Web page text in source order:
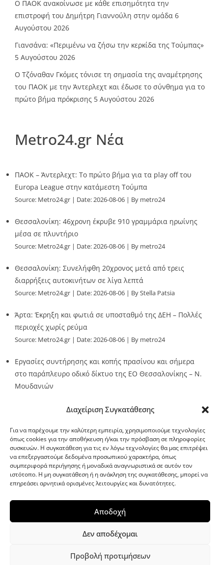
Διαχείριση Συγκατάθεσης
Για να παρέχουμε την καλύτερη εμπειρία, χρησιμοποιούμε τεχνολογίες
όπως cookies για την αποθήκευση ή/και την πρόσβαση σε πληροφορίες
συσκευών. Η συγκατάθεση για τις εν λόγω τεχνολογίες θα μας επιτρέψει
να επεξεργαστούμε δεδομένα προσωπικού χαρακτήρα, όπως
συμπεριφορά περιήγησης ή μοναδικά αναγνωριστικά σε αυτόν τον
ιστότοπο. Η μη συγκατάθεση ή η ανάκληση της συγκατάθεσης, μπορεί να
επηρεάσει αρνητικά ορισμένες λειτουργίες και δυνατότητες.
Αποδοχή
Δεν αποδέχομαι
Προβολή προτιμήσεων
Ο ΠΑΟΚ ανακοίνωσε με κάθε επισημότητα την
επιστροφή του Δημήτρη Γιαννούλη στην ομάδα 6
Αυγούστου 2026
Γιανσάνα: «Περιμένω να ζήσω την κερκίδα της Τούμπας»
5 Αυγούστου 2026
Ο Τζόναθαν Γκόμες τόνισε τη σημασία της αναμέτρησης
του ΠΑΟΚ με την Άντερλεχτ και έδωσε το σύνθημα για το
πρώτο βήμα πρόκρισης 5 Αυγούστου 2026
Metro24.gr Νέα
ΠΑΟΚ – Άντερλεχτ: Το πρώτο βήμα για τα play off του
Europa League στην κατάμεστη Τούμπα
Source: Metro24.gr Date: 2026-08-06 By metro24
Θεσσαλονίκη: 46χρονη έκρυβε 910 γραμμάρια ηρωίνης
μέσα σε πλυντήριο
Source: Metro24.gr Date: 2026-08-06 By metro24
Θεσσαλονίκη: Συνελήφθη 20χρονος μετά από τρεις
διαρρήξεις αυτοκινήτων σε λίγα λεπτά
Source: Metro24.gr Date: 2026-08-06 By Stella Patsia
Άρτα: Έκρηξη και φωτιά σε υποσταθμό της ΔΕΗ – Πολλές
περιοχές χωρίς ρεύμα
Source: Metro24.gr Date: 2026-08-06 By metro24
Εργασίες συντήρησης και κοπής πρασίνου και σήμερα
στο παράπλευρο οδικό δίκτυο της ΕΟ Θεσσαλονίκης – Ν.
Μουδανιών
G-point.gr